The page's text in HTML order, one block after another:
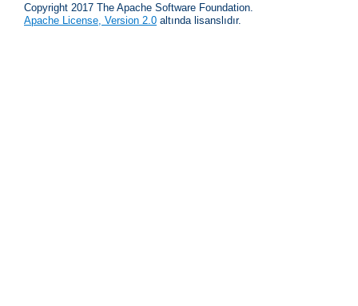
Copyright 2017 The Apache Software Foundation.
Apache License, Version 2.0 altında lisanslıdır.